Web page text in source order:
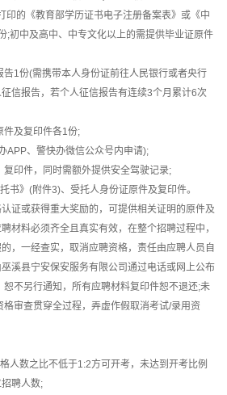
印的《教育部学历证书电子注册备案表》或《中
;初中及高中、中专文化以上的需提供毕业证原件
1份(需携带本人身份证前往人民银行或者央行
信报告，若个人征信报告有连续3个月累计6次
件及复印件各1份;
APP、警快办微信公众号内申请);
印件，同时需额外提供安全驾驶记录;
书》(附件3)、受托人身份证原件及复印件。
证或获得重大奖励的，可提供相关证明的原件及
材料必须齐全且真实有效，在整个招聘过程中，
，一经查实，取消应聘资格，责任由应聘人员自
溪县宁安保安服务有限公司通过电话或网上公布
不另行通知，所有应聘材料复印件恕不退还;未
审查贯穿全过程，弄虚作假取消考试/录用资
人数之比不低于1:2方可开考，未达到开考比例
聘人数;